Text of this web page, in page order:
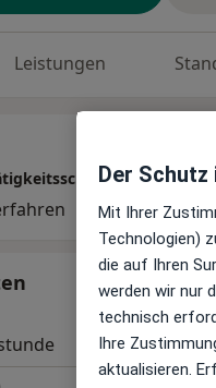
Leistungen
Der
Mit Ihrer
Technologien)
die auf Ihren
werden wir nur
technisch
Ihre
aktualisieren.